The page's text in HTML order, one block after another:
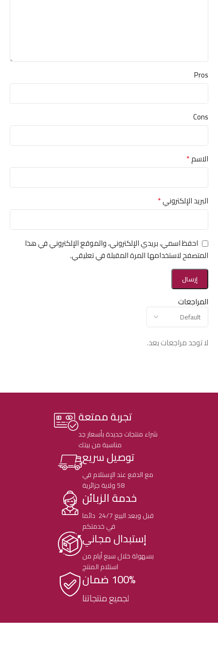
المراجعات
لا توجد مراجعات بعد.
Pros
Cons
الاسم*
البريد الإلكتروني*
احفظ اسمي، بريدي الإلكتروني، والموقع الإلكتروني في هذا
المتصفح لاستخدامها المرة المقبلة في تعليقي.
تجربة ممتعة
شراء منتجات جديدة بأسعار جد
مناسبة من بيتك
توصيل سريع
مع الدفع عند الإستلام في
58 ولاية جزائرية
خدمة الزبائن
قبل وبعد البيع 24/7 دائما
في خدمتكم
إستبدال مجاني
بسهولة خلال سبع أيام من
استلام المنتج
100% ضمان
لجميع منتجاتنا